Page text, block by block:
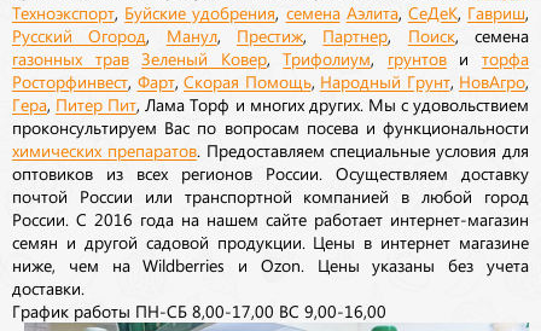
Техноэкспорт Буйские удобрения семена Аэлита, СеДеК Гавриш
Русский Огород Манул, Престиж Партнер Поиск, семена
газонных трав Зеленый Ковер,Трифолиум грунтовиторфа
Росторфинвест Фарт, Скорая Помощь Народный Грунт, НовАгро
Гера Питер Пит , Лама Торф и многих других. Мы с удовольствием
проконсультируем Вас по вопросам посева и функциональности
химических препаратов. Предоставляем специальные условия для
оптовиков из всех регионов России. Осуществляем доставку
почтой России или транспортной компанией в любой город
России. С 2016 года на нашем сайте работает интернет-магазин
семян и другой садовой продукции. Цены в интернет магазине
ниже, чем на Wildberries и Ozon. Цены указаны без учета
доставки.
График работы ПН-СБ 8,00-17,00 ВС 9,00-16,00